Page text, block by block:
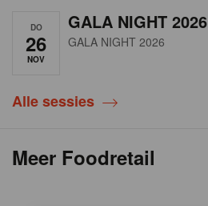
DO
26
NOV
GALA NIGHT 2026
GALA NIGHT 2026
Alle sessies
Meer Foodretail